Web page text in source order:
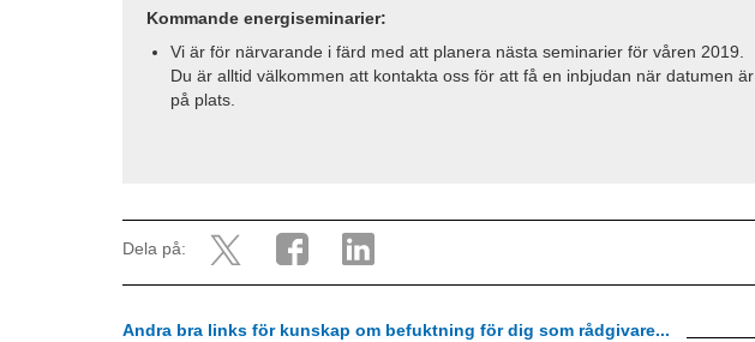
Kommande energiseminarier:
Vi är för närvarande i färd med att planera nästa seminarier för våren 2019.
Du är alltid välkommen att kontakta oss för att få en inbjudan när datumen är
på plats.
Dela på:
Andra bra links för kunskap om befuktning för dig som rådgivare...